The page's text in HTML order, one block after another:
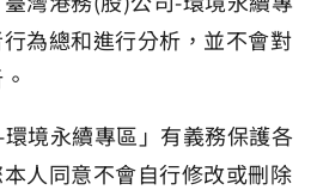
為總和進行分析，並不會對
環境永續專區」有義務保護各
人同意不會自行修改或刪除